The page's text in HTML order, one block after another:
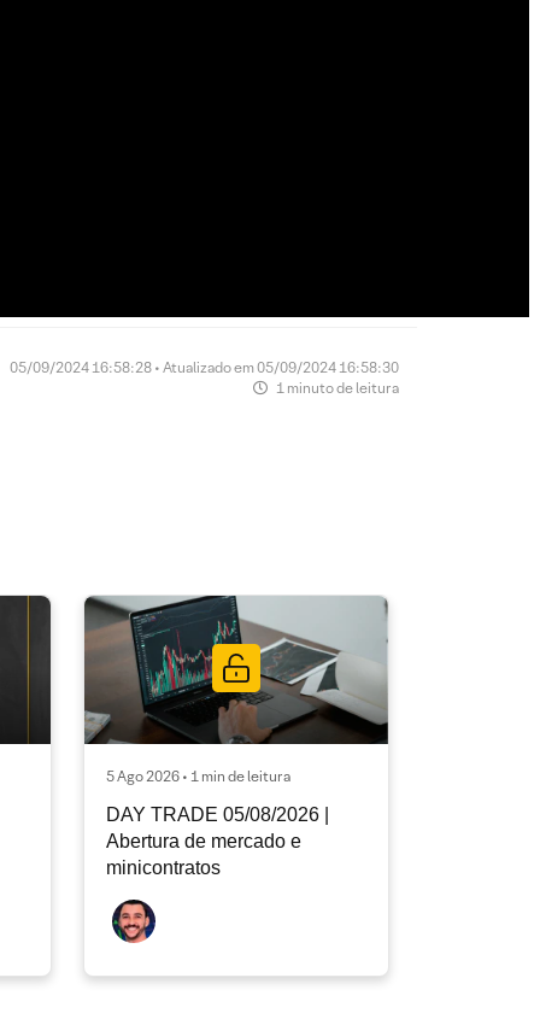
05/09/2024 16:58:28 • Atualizado em 05/09/2024 16:58:30
1 minuto de leitura
5 Ago 2026 • 1 min de leitura
DAY TRADE 05/08/2026 |
Abertura de mercado e
minicontratos